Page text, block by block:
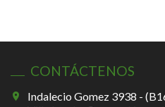
CONTÁCTENOS
Indalecio Gomez 3938 -